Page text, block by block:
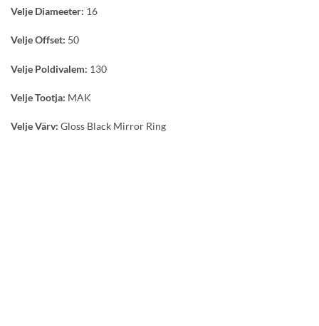
Velje Diameeter: 16
Velje Offset: 50
Velje Poldivalem: 130
Velje Tootja: MAK
Velje Värv: Gloss Black Mirror Ring